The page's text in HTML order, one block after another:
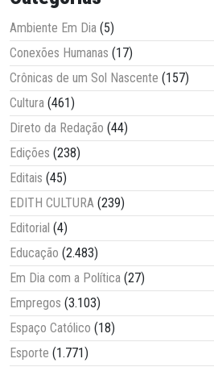
Ambiente Em Dia (5)
Conexões Humanas (17)
Crônicas de um Sol Nascente (157)
Cultura (461)
Direto da Redação (44)
Edições (238)
Editais (45)
EDITH CULTURA (239)
Editorial (4)
Educação (2.483)
Em Dia com a Política (27)
Empregos (3.103)
Espaço Católico (18)
Esporte (1.771)